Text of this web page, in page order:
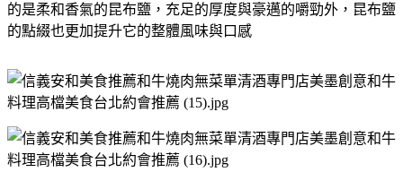
的是柔和香氣的昆布鹽，充足的厚度與豪邁的嚼勁外，昆布鹽
的點綴也更加提升它的整體風味與口感